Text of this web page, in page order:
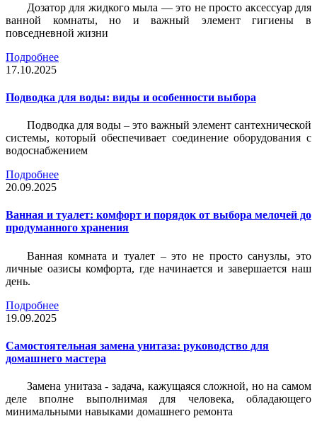
Дозатор для жидкого мыла — это не просто аксессуар для
ванной комнаты, но и важный элемент гигиены в
повседневной жизни
Подробнее
17.10.2025
Подводка для воды: виды и особенности выбора
Подводка для воды – это важный элемент сантехнической
системы, который обеспечивает соединение оборудования с
водоснабжением
Подробнее
20.09.2025
Ванная и туалет: комфорт и порядок от выбора мелочей до
продуманного хранения
Ванная комната и туалет – это не просто санузлы, это
личные оазисы комфорта, где начинается и завершается наш
день.
Подробнее
19.09.2025
Самостоятельная замена унитаза: руководство для
домашнего мастера
Замена унитаза - задача, кажущаяся сложной, но на самом
деле вполне выполнимая для человека, обладающего
минимальными навыками домашнего ремонта